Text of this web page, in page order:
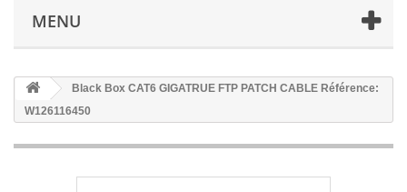
MENU
Black Box CAT6 GIGATRUE FTP PATCH CABLE Référence:
W126116450